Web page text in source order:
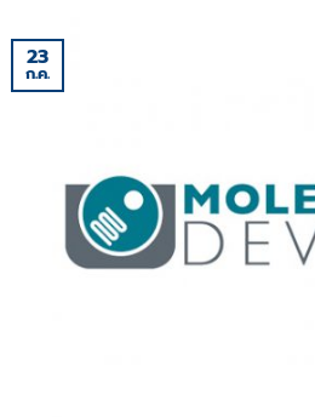
23
ก.ค.